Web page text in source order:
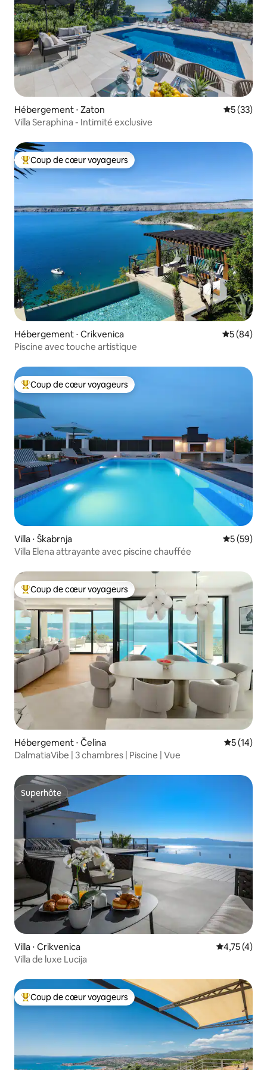
Hébergement ⋅ Zaton
5 (33)
Villa Seraphina - Intimité exclusive
Coups de cœur voyageurs les plus appréciés
Coup de cœur voyageurs
Hébergement ⋅ Crikvenica
5 (84)
Piscine avec touche artistique
Coups de cœur voyageurs les plus appréciés
Coup de cœur voyageurs
Villa ⋅ Škabrnja
5 (59)
Villa Elena attrayante avec piscine chauffée
Coups de cœur voyageurs les plus appréciés
Coup de cœur voyageurs
Hébergement ⋅ Čelina
5 (14)
DalmatiaVibe | 3 chambres | Piscine | Vue
Superhôte
Superhôte
Villa ⋅ Crikvenica Évaluation
4,75 (4)
Villa de luxe Lucija
Coups de cœur voyageurs les plus appréciés
Coup de cœur voyageurs